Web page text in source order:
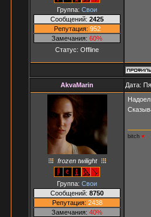
Группа: Свои
Сообщений: 2425
Репутация: 952
Замечания: 60%
Статус: Offline
AkvaMarin Дата:
frozen twilight
Группа: Свои
Сообщений: 8750
Репутация: 2438
Замечания: 40%
bitch ♥